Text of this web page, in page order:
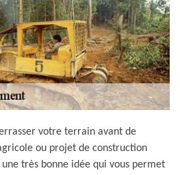
votre terrain avant de
ou projet de construction
très bonne idée qui vous permet